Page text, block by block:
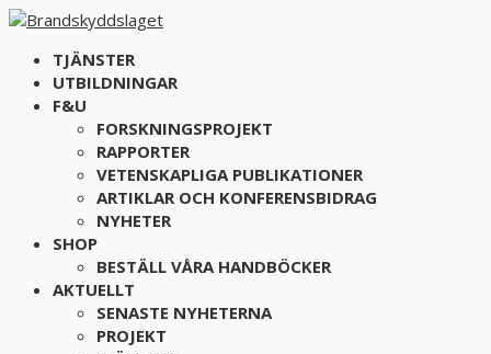
TJÄNSTER
UTBILDNINGAR
F&U
FORSKNINGSPROJEKT
RAPPORTER
VETENSKAPLIGA PUBLIKATIONER
ARTIKLAR OCH KONFERENSBIDRAG
NYHETER
SHOP
BESTÄLL VÅRA HANDBÖCKER
AKTUELLT
SENASTE NYHETERNA
PROJEKT